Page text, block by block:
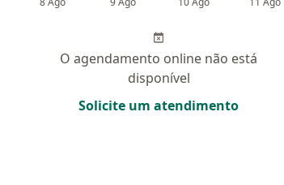
O agendamento online não está
disponível
Solicite um atendimento